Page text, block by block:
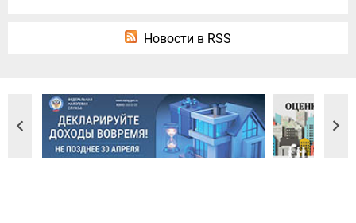
Новости в RSS